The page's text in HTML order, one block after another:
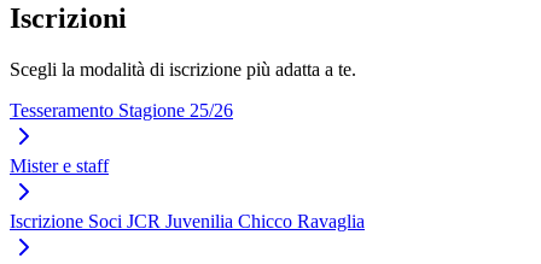
Iscrizioni
Scegli la modalità di iscrizione più adatta a te.
Tesseramento Stagione 25/26
Mister e staff
Iscrizione Soci JCR Juvenilia Chicco Ravaglia